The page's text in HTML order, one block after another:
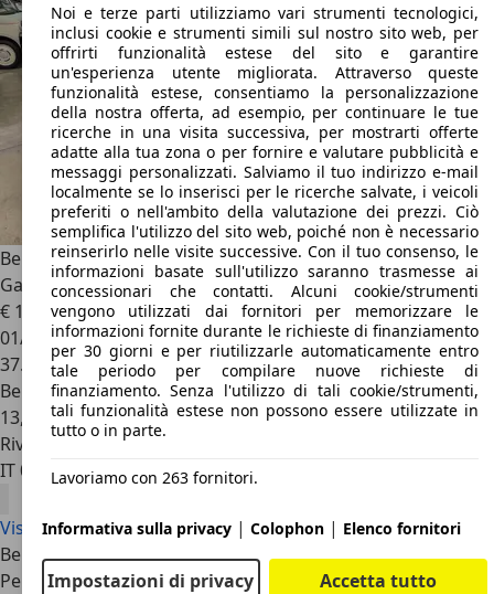
Bentley Flying Spur6.0 W12 First Edition 635cv auto
Garanzia 12 mesi
€ 199.9001
01/2021
37.500 km
Benzina
13,3 l/100 km (comb.)
Rivenditore
IT 09122Cagliari - Ca
Visualizza tutte le offerte Bentley Flying Spur
Bentley Flying Spur: Target e Punti di Forza
Per chi cerca una vettura di gran lusso
Noi e terze parti utilizziamo vari strumenti tecnologici,
inclusi cookie e strumenti simili sul nostro sito web, per
offrirti funzionalità estese del sito e garantire
un'esperienza utente migliorata. Attraverso queste
funzionalità estese, consentiamo la personalizzazione
della nostra offerta, ad esempio, per continuare le tue
ricerche in una visita successiva, per mostrarti offerte
adatte alla tua zona o per fornire e valutare pubblicità e
messaggi personalizzati. Salviamo il tuo indirizzo e-mail
localmente se lo inserisci per le ricerche salvate, i veicoli
preferiti o nell'ambito della valutazione dei prezzi. Ciò
semplifica l'utilizzo del sito web, poiché non è necessario
reinserirlo nelle visite successive. Con il tuo consenso, le
informazioni basate sull'utilizzo saranno trasmesse ai
concessionari che contatti. Alcuni cookie/strumenti
vengono utilizzati dai fornitori per memorizzare le
informazioni fornite durante le richieste di finanziamento
per 30 giorni e per riutilizzarle automaticamente entro
tale periodo per compilare nuove richieste di
finanziamento. Senza l'utilizzo di tali cookie/strumenti,
tali funzionalità estese non possono essere utilizzate in
tutto o in parte.
Lavoriamo con 263 fornitori.
Informativa sulla privacy | Colophon | Elenco fornitori
Impostazioni di privacy Accetta tutto